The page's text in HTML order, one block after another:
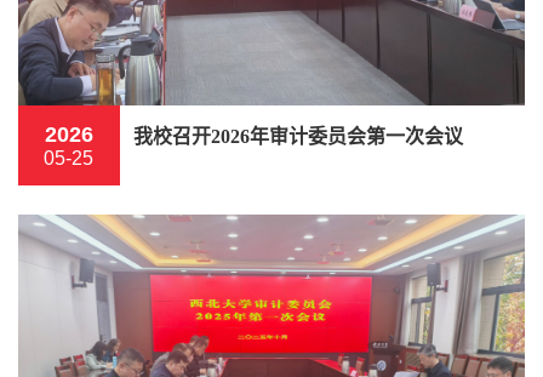
我校召开2026年审计委员会第一次会议
2026
05-25